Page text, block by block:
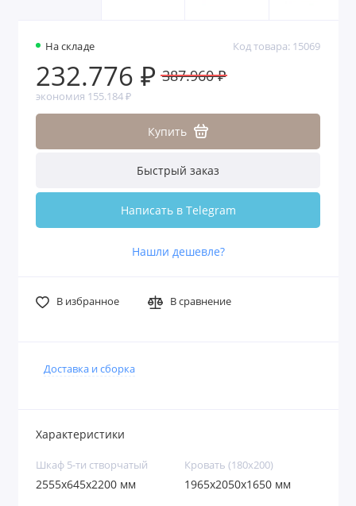
На складе Код товара: 15069
232.776 ₽ 387.960 ₽
экономия 155.184 ₽
Купить
Быстрый заказ
Написать в Telegram
Нашли дешевле?
В избранное В сравнение
Доставка и сборка
Характеристики
Шкаф 5-ти створчатый
2555x645x2200 мм
Кровать (180х200)
1965x2050x1650 мм